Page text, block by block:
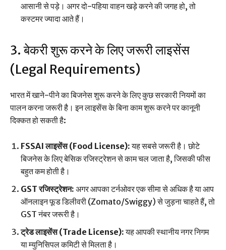
आसानी से पड़े। अगर दो-पहिया वाहन खड़े करने की जगह हो, तो
कस्टमर ज्यादा आते हैं।
3. बेकरी शुरू करने के लिए जरूरी लाइसेंस
(Legal Requirements)
भारत में खाने-पीने का बिजनेस शुरू करने के लिए कुछ सरकारी नियमों का
पालन करना जरूरी है। इन लाइसेंस के बिना काम शुरू करने पर कानूनी
दिक्कत हो सकती है:
FSSAI लाइसेंस (Food License):यह सबसे जरूरी है। छोटे
बिजनेस के लिए बेसिक रजिस्ट्रेशन से काम चल जाता है, जिसकी फीस
बहुत कम होती है।
GST रजिस्ट्रेशन: अगर आपका टर्नओवर एक सीमा से अधिक है या आप
ऑनलाइन फूड डिलीवरी (Zomato/Swiggy) से जुड़ना चाहते हैं, तो
GST नंबर जरूरी है।
ट्रेड लाइसेंस (Trade License):यह आपकी स्थानीय नगर निगम
या म्युनिसिपल कमिटी से मिलता है।